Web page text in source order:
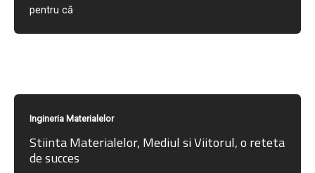
pentru că
Ingineria Materialelor
Stiinta Materialelor, Mediul si Viitorul, o reteta
de succes